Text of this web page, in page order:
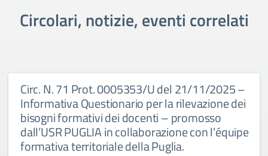
Circolari, notizie, eventi correlati
Circ. N. 71 Prot. 0005353/U del 21/11/2025 –
Informativa Questionario per la rilevazione dei
bisogni formativi dei docenti – promosso
dall’USR PUGLIA in collaborazione con l’équipe
formativa territoriale della Puglia.